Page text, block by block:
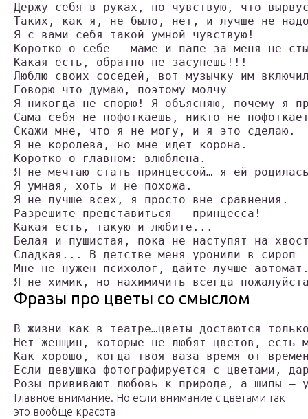
Держу себя в руках, но чувствую, что
Таких, как я, не было, нет, и лучше не
Я с вами себя такой умной чувствую!
Коротко о себе - маме и папе за меня не
Какая есть, обратно не засунешь!!!
Люблю своих соседей, вот музычку им
Говорю что думаю, поэтому молчу
Я никогда не спорю! Я объясняю, почему я
Сама себя не пофоткаешь, никто не
Скажи мне, что я не могу, и я это сделаю.
Я не королева, но мне идет корона.
Коротко о главном: влюблена.
Я не мечтаю стать принцессой… я ей
Я умная, хоть и не похожа.
Я не лучше всех, я просто вне сравнения.
Разрешите представиться - принцесса!
Какая есть, такую и любите...
Белая и пушистая, пока не наступят на
Сладкая... В детстве меня уронили в сироп
Мне не нужен психолог, дайте лучше
Я не химик, но нахимичить всегда
Фразы про цветы со смыслом
В жизни как в театре…цветы достаются
Нет женщин, которые не любят цветов, есть
Как хорошо, когда твоя ваза время от
Если девушка фотографируется с цветами,
Розы прививают любовь к природе, а шипы —
Главное внимание. Но если внимание с цветами так
это вообще красота